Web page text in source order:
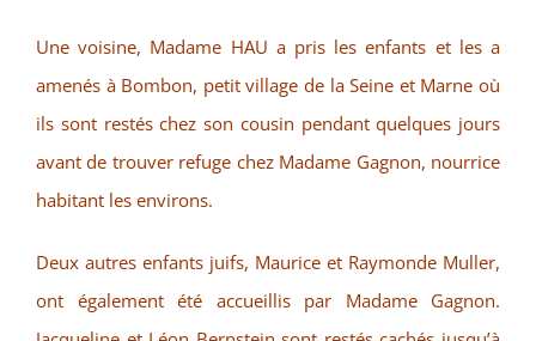
Une voisine, Madame HAU a pris les enfants et les a
amenés à Bombon, petit village de la Seine et Marne où
ils sont restés chez son cousin pendant quelques jours
avant de trouver refuge chez Madame Gagnon, nourrice
habitant les environs.
Deux autres enfants juifs, Maurice et Raymonde Muller,
ont également été accueillis par Madame Gagnon.